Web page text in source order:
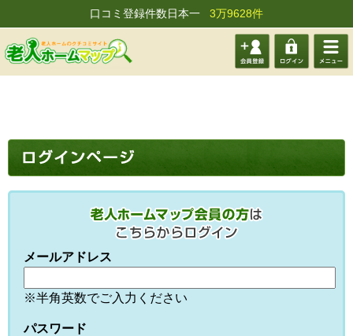
口コミ登録件数日本一 3万9628件
会員登 ログイ メニュ
メールアドレス
※半角英数でご入力ください
パスワード